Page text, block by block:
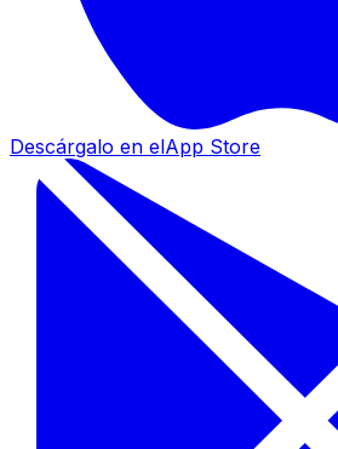
Descárgalo en elApp Store